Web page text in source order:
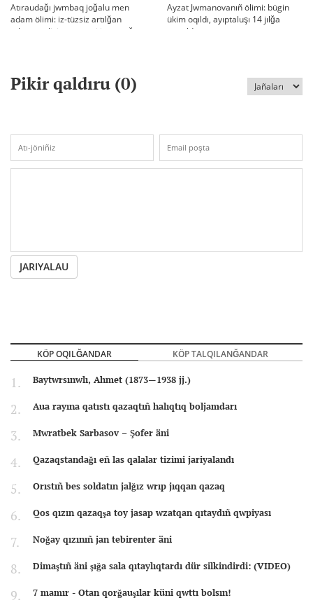
Atıraudağı jwmbaq joğalu men
adam ölimi: iz-tüzsiz artılğan
otbası, policiya tergeui jäne qoğam
Ayzat Jwmanovanıñ ölimi: bügin
ükim oqıldı, ayıptaluşı 14 jılğa
sottaldı
Pikir qaldıru (0)
JARIYALAU
KÖP OQILĞANDAR KÖP TALQILANĞANDAR
Baytwrsınwlı, Ahmet (1873—1938 jj.)
Aua rayına qatıstı qazaqtıñ halıqtıq boljamdarı
Mwratbek Sarbasov – Şofer äni
Qazaqstandağı eñ las qalalar tizimi jariyalandı
Orıstıñ bes soldatın jalğız wrıp jıqqan qazaq
Qos qızın qazaqşa toy jasap wzatqan qıtaydıñ qwpiyası
Noğay qızınıñ jan tebirenter äni
Dimaştıñ äni şığa sala qıtaylıqtardı dür silkindirdi: (VIDEO)
7 mamır - Otan qorğauşılar küni qwttı bolsın!